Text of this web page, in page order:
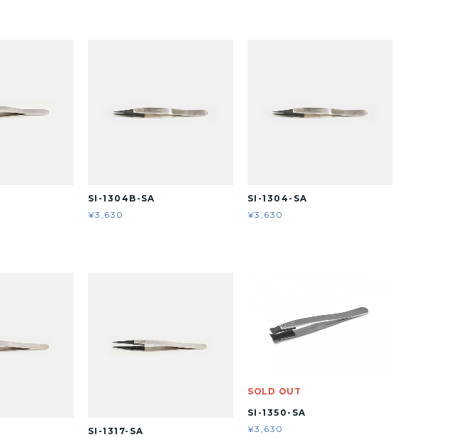
SI-1304B-SA
¥3,630
SI-1304-SA
¥3,630
SI-1317-SA
SOLD OUT
SI-1350-SA
¥3,630